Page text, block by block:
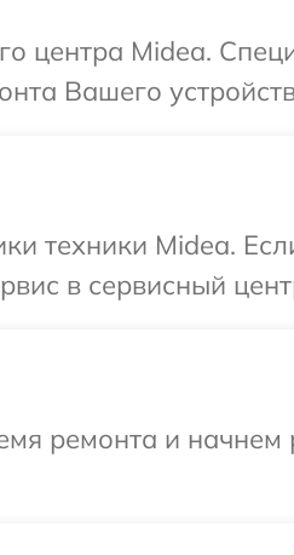
центра Midea.
Вашего
техники Midea.
в сервисный
ремонта и начнем